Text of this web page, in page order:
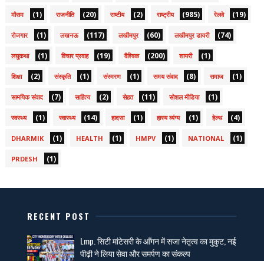
मौसम (1) राजनीति (20) राष्टीय (2) राष्ट्रीय (985) रेलवे (19)
रोजगार (1) लखनऊ (117) लखीमपुर (60) लखीमपुर डायरी (74)
लघुकथा (1) विचार प्रवाह (19) वैश्विक (200) शायरी (1)
शिक्षा (2) संस्कृति (1) संस्मरण (1) समय संवाद (8) समाज (1)
सामयिक संवाद (7) साहित्य (2) सेहत (11) सोशल मीडिया (1)
स्वस्थ्य (1) स्वास्थ्य (14) हादसा (1) हास्य व्यंग्य (1) हेल्थ (4)
DHARMIK (1) HEALTH (1) HMPV (1) NATIONAL (1)
PRDESH (1)
RECENT POST
Lmp. सिटी मांटेसरी के आँगन में सजा नेतृत्व का मुकुट, नई
पीढ़ी ने लिया सेवा और समर्पण का संकल्प